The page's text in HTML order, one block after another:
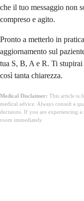
che il tuo messaggio non
compreso e agito.
Pronto a metterlo in
aggiornamento sul
tua S, B, A e R. Ti
così tanta chiarezza.
Medical Disclaimer: This article is
medical advice. Always consult a
decisions. If you are experiencing a
room immediately.